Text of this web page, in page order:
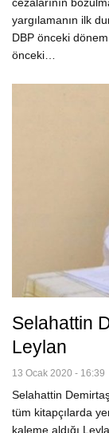
yargılamanın ilk
DBP önceki
önceki…
Selahattin
Leylan
13 Ocak 2020 - 16:39
Selahattin
tüm kitapçılarda
kaleme aldığı